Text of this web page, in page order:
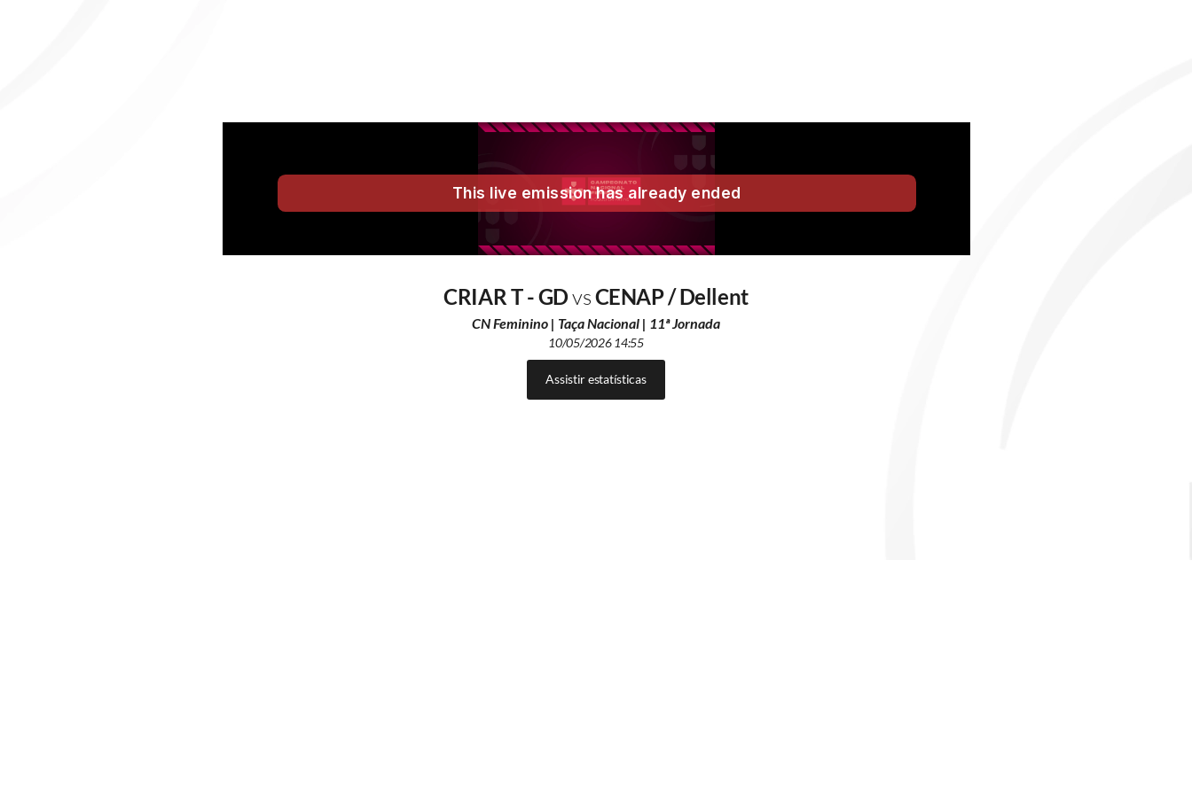
CRIAR T - GDvsCENAP / Dellent
CN Feminino | Taça Nacional | 11ª Jornada
10/05/2026 14:55
Assistir estatísticas